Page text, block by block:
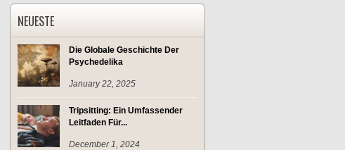
NEUESTE
Die Globale Geschichte Der
Psychedelika
January 22, 2025
Tripsitting: Ein Umfassender
Leitfaden Für...
December 1, 2024